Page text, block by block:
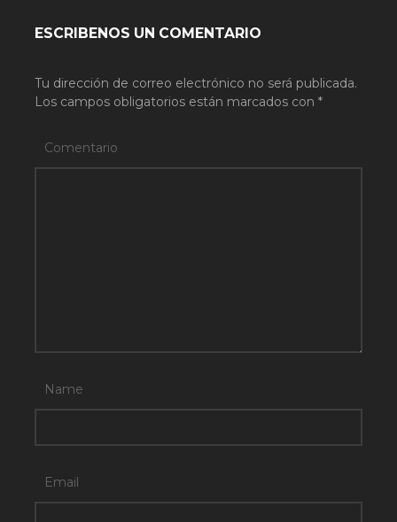
ESCRIBENOS UN COMENTARIO
Tu dirección de correo electrónico no será publicada.
Los campos obligatorios están marcados con *
Comentario
Name
Email